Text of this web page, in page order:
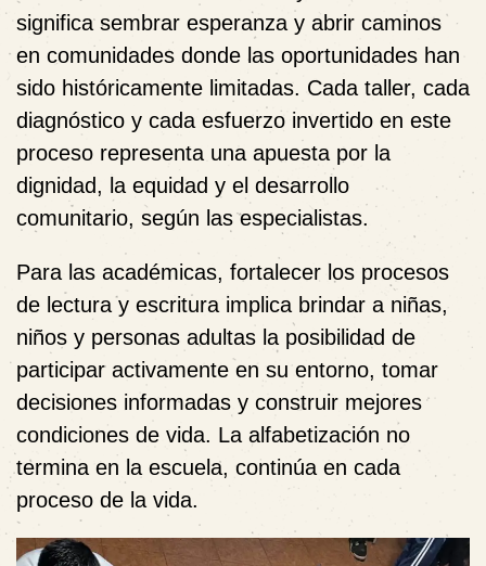
significa sembrar esperanza y abrir caminos
en comunidades donde las oportunidades han
sido históricamente limitadas. Cada taller, cada
diagnóstico y cada esfuerzo invertido en este
proceso representa una apuesta por la
dignidad, la equidad y el desarrollo
comunitario, según las especialistas.
Para las académicas, fortalecer los procesos
de lectura y escritura implica brindar a niñas,
niños y personas adultas la posibilidad de
participar activamente en su entorno, tomar
decisiones informadas y construir mejores
condiciones de vida. La alfabetización no
termina en la escuela, continúa en cada
proceso de la vida.